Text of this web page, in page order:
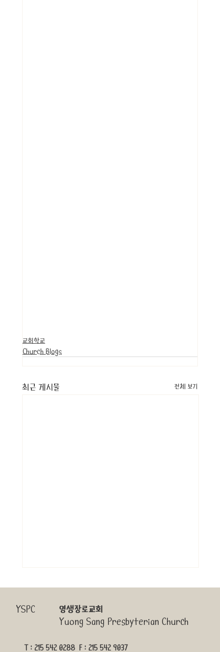
교회학교
Church Blogs
최근 게시물 전체 보기
T : 215 542 0288 F : 215 542 9037
영생장로교회
Yuong Sang Presbyterian Church
YSPC